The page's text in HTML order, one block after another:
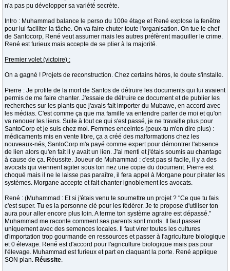
n'a pas pu développer sa variété secrète.
Intro : Muhammad balance le perso du 100e étage et René explose la fenêtre
pour lui faciliter la tâche. On va faire chuter toute l'organisation. On tue le chef
de Santocorp, René veut assumer mais les autres préfèrent maquiller le crime.
René est furieux mais accepte de se plier à la majorité.
Premier volet (victoire) :
On a gagné ! Projets de reconstruction. Chez certains héros, le doute s'installe.
Pierre : Je profite de la mort de Santos de détruire les documents qui lui avaient
permis de me faire chanter. J'essaie de détruire ce document et de publier les
recherches sur les plants que j'avais fait importer du Mubawe, en accord avec
les médias. C'est comme ça que ma famille va entendre parler de moi et qu'on
va renouer les liens. Suite à tout ce qui s'est passé, je ne travaille plus pour
SantoCorp et je suis chez moi. Femmes enceintes (peux-tu m'en dire plus) :
médicaments mis en vente libre, ça a créé des malformations chez les
nouveaux-nés, SantoCorp m'a payé comme expert pour démontrer l'absence
de lien alors qu'en fait il y avait un lien. J'ai menti et j'étais soumis au chantage
à cause de ça. Réussite. Joueur de Muhammad : c'est pas si facile, il y a des
avocats qui viennent agiter sous ton nez une copie du document. Pierre est
choqué mais il ne le laisse pas paraître, il fera appel à Morgane pour pirater les
systèmes. Morgane accepte et fait chanter ignoblement les avocats.
René : (Muhammad : Et si j'étais venu te soumettre un projet ? "Ce que tu fais
c'est super. Tu es la personne clé pour les fédérer. Je te propose d'utiliser ton
aura pour aller encore plus loin. A terme ton système agraire est dépassé."
Muhammad me raconte comment ses parents sont morts. Il faut passer
uniquement avec des semences locales. Il faut virer toutes les cultures
d'importation trop gourmande en ressources et passer à l'agriculture biologique
et 0 élevage. René est d'accord pour l'agriculture biologique mais pas pour
l'élevage. Muhammad est furieux et part en claquant la porte. René applique
SON plan. Réussite.